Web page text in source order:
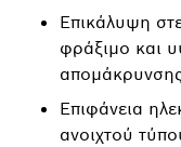
Επικάλυψη
φράξιμο και
Επιφάνεια
ανοιχτού